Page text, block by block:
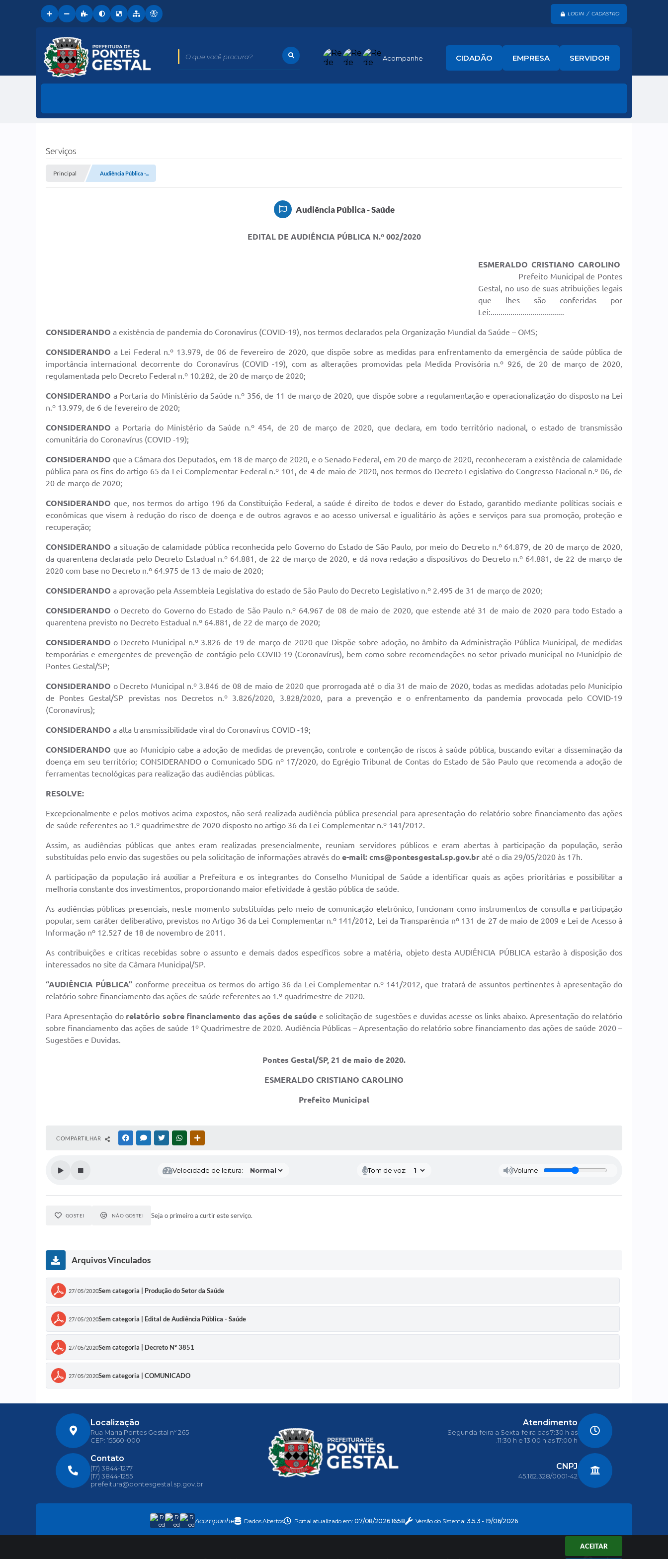
ACEITAR
LOGIN / CADASTRO
O que você procura? Acompanhe CIDADÃO EMPRESA SERVIDOR
Serviços
Principal Audiência Pública -...
Audiência Pública - Saúde
EDITAL DE AUDIÊNCIA PÚBLICA N.º 002/2020
ESMERALDO CRISTIANO CAROLINO
Prefeito Municipal de Pontes
Gestal, no uso de suas atribuições legais
que lhes são conferidas por
Lei:.....................................
CONSIDERANDO a existência de pandemia do Coronavírus (COVID-19), nos termos declarados pela Organização Mundial da Saúde – OMS;
CONSIDERANDO a Lei Federal n.º 13.979, de 06 de fevereiro de 2020, que dispõe sobre as medidas para enfrentamento da emergência de saúde pública de
importância internacional decorrente do Coronavírus (COVID -19), com as alterações promovidas pela Medida Provisória n.º 926, de 20 de março de 2020,
regulamentada pelo Decreto Federal n.º 10.282, de 20 de março de 2020;
CONSIDERANDO a Portaria do Ministério da Saúde n.º 356, de 11 de março de 2020, que dispõe sobre a regulamentação e operacionalização do disposto na Lei
n.º 13.979, de 6 de fevereiro de 2020;
CONSIDERANDO a Portaria do Ministério da Saúde n.º 454, de 20 de março de 2020, que declara, em todo território nacional, o estado de transmissão
comunitária do Coronavírus (COVID -19);
CONSIDERANDO que a Câmara dos Deputados, em 18 de março de 2020, e o Senado Federal, em 20 de março de 2020, reconheceram a existência de calamidade
pública para os fins do artigo 65 da Lei Complementar Federal n.º 101, de 4 de maio de 2020, nos termos do Decreto Legislativo do Congresso Nacional n.º 06, de
20 de março de 2020;
CONSIDERANDO que, nos termos do artigo 196 da Constituição Federal, a saúde é direito de todos e dever do Estado, garantido mediante políticas sociais e
econômicas que visem à redução do risco de doença e de outros agravos e ao acesso universal e igualitário às ações e serviços para sua promoção, proteção e
recuperação;
CONSIDERANDO a situação de calamidade pública reconhecida pelo Governo do Estado de São Paulo, por meio do Decreto n.º 64.879, de 20 de março de 2020,
da quarentena declarada pelo Decreto Estadual n.º 64.881, de 22 de março de 2020, e dá nova redação a dispositivos do Decreto n.º 64.881, de 22 de março de
2020 com base no Decreto n.º 64.975 de 13 de maio de 2020;
CONSIDERANDO a aprovação pela Assembleia Legislativa do estado de São Paulo do Decreto Legislativo n.º 2.495 de 31 de março de 2020;
CONSIDERANDO o Decreto do Governo do Estado de São Paulo n.º 64.967 de 08 de maio de 2020, que estende até 31 de maio de 2020 para todo Estado a
quarentena previsto no Decreto Estadual n.º 64.881, de 22 de março de 2020;
CONSIDERANDO o Decreto Municipal n.º 3.826 de 19 de março de 2020 que Dispõe sobre adoção, no âmbito da Administração Pública Municipal, de medidas
temporárias e emergentes de prevenção de contágio pelo COVID-19 (Coronavírus), bem como sobre recomendações no setor privado municipal no Município de
Pontes Gestal/SP;
CONSIDERANDO o Decreto Municipal n.º 3.846 de 08 de maio de 2020 que prorrogada até o dia 31 de maio de 2020, todas as medidas adotadas pelo Município
de Pontes Gestal/SP previstas nos Decretos n.º 3.826/2020, 3.828/2020, para a prevenção e o enfrentamento da pandemia provocada pelo COVID-19
(Coronavírus);
CONSIDERANDO a alta transmissibilidade viral do Coronavírus COVID -19;
CONSIDERANDO que ao Município cabe a adoção de medidas de prevenção, controle e contenção de riscos à saúde pública, buscando evitar a disseminação da
doença em seu território; CONSIDERANDO o Comunicado SDG nº 17/2020, do Egrégio Tribunal de Contas do Estado de São Paulo que recomenda a adoção de
ferramentas tecnológicas para realização das audiências públicas.
RESOLVE:
Excepcionalmente e pelos motivos acima expostos, não será realizada audiência pública presencial para apresentação do relatório sobre financiamento das ações
de saúde referentes ao 1.º quadrimestre de 2020 disposto no artigo 36 da Lei Complementar n.º 141/2012.
Assim, as audiências públicas que antes eram realizadas presencialmente, reuniam servidores públicos e eram abertas à participação da população, serão
substituídas pelo envio das sugestões ou pela solicitação de informações através do e-mail: cms@pontesgestal.sp.gov.br até o dia 29/05/2020 às 17h.
A participação da população irá auxiliar a Prefeitura e os integrantes do Conselho Municipal de Saúde a identificar quais as ações prioritárias e possibilitar a
melhoria constante dos investimentos, proporcionando maior efetividade à gestão pública de saúde.
As audiências públicas presenciais, neste momento substituídas pelo meio de comunicação eletrônico, funcionam como instrumentos de consulta e participação
popular, sem caráter deliberativo, previstos no Artigo 36 da Lei Complementar n.º 141/2012, Lei da Transparência nº 131 de 27 de maio de 2009 e Lei de Acesso à
Informação nº 12.527 de 18 de novembro de 2011.
As contribuições e críticas recebidas sobre o assunto e demais dados específicos sobre a matéria, objeto desta AUDIÊNCIA PÚBLICA estarão à disposição dos
interessados no site da Câmara Municipal/SP.
“AUDIÊNCIA PÚBLICA” conforme preceitua os termos do artigo 36 da Lei Complementar n.º 141/2012, que tratará de assuntos pertinentes à apresentação do
relatório sobre financiamento das ações de saúde referentes ao 1.º quadrimestre de 2020.
Para Apresentação dorelatório sobre financiamento das ações de saúde e solicitação de sugestões e duvidas acesse os links abaixo. Apresentação do relatório
sobre financiamento das ações de saúde 1º Quadrimestre de 2020. Audiência Públicas – Apresentação do relatório sobre financiamento das ações de saúde 2020 –
Sugestões e Duvidas.
Pontes Gestal/SP, 21 de maio de 2020.
ESMERALDO CRISTIANO CAROLINO
Prefeito Municipal
COMPARTILHAR FACEBOOKMESSENGER
TWITTERWHATSAPP
Velocidade de leitura: Tom de voz: Volume
GOSTEI NÃO GOSTEI Seja o primeiro a curtir este serviço.
Arquivos Vinculados
27/05/2020Sem categoria | Produção do Setor da Saúde
27/05/2020Sem categoria | Edital de Audiência Pública - Saúde
27/05/2020Sem categoria | Decreto Nº 3851
27/05/2020Sem categoria | COMUNICADO
Localização
Rua Maria Pontes Gestal nº 265
CEP: 15560-000
Contato
(17) 3844-1277
(17) 3844-1255
prefeitura@pontesgestal.sp.gov.br
Atendimento
Segunda-feira a Sexta-feira das 7:30 h as
11:30 h e 13:00 h as 17:00 h.
CNPJ
45.162.328/0001-42
Versão do Sistema:3.5.3 - 19/06/2026
Portal atualizado em:07/08/2026 16:58
Dados Abertos
Acompanhe